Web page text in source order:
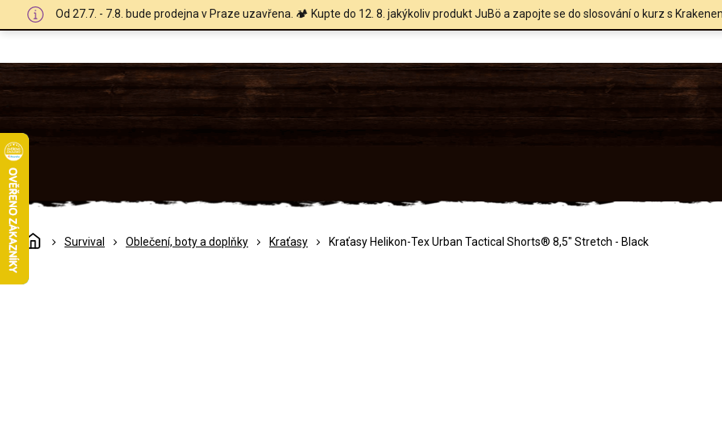
Od 27.7. - 7.8. bude prodejna v Praze uzavřena. 🏕️ Kupte do 12. 8. jakýkoliv produkt JuBö a zapojte se do slosování o kurz s
DomůSurvival Oblečení, boty a doplňky Kraťasy Kraťasy Helikon-Tex Urban Tactical Shorts® 8,5" Stretch - Black